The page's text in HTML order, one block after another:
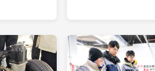
360度旋转及横向平移的